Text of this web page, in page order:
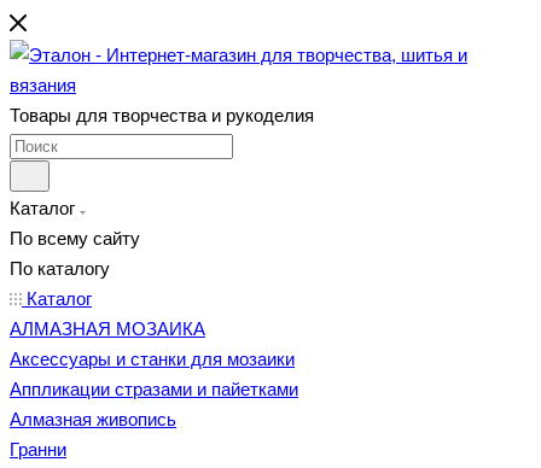
Товары для творчества и рукоделия
Каталог
По всему сайту
По каталогу
Каталог
АЛМАЗНАЯ МОЗАИКА
Аксессуары и станки для мозаики
Аппликации стразами и пайетками
Алмазная живопись
Гранни